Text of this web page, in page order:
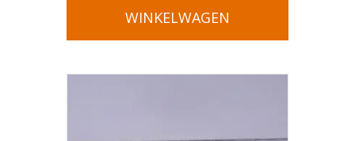
WINKELWAGEN